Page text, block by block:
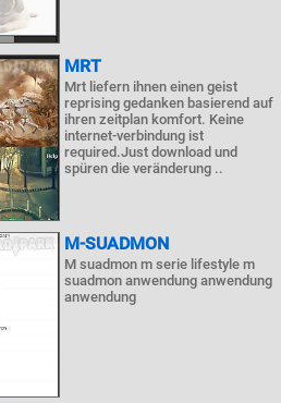
MRT
Mrt liefern ihnen einen geist
reprising gedanken basierend auf
ihren zeitplan komfort. Keine
internet-verbindung ist
required.Just download und
spüren die veränderung ..
M-SUADMON
M suadmon m serie lifestyle m
suadmon anwendung anwendung
anwendung